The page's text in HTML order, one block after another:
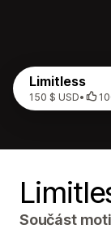
Limitless
150 $ USD•
Součást